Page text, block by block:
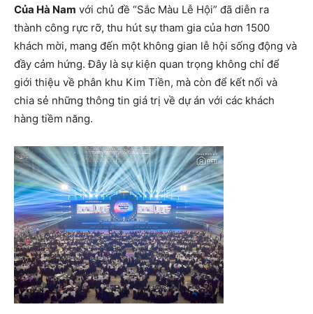
Của Hà Nam với chủ đề “Sắc Màu Lễ Hội” đã diễn ra
thành công rực rỡ, thu hút sự tham gia của hơn 1500
khách mời, mang đến một không gian lễ hội sống động và
đầy cảm hứng. Đây là sự kiện quan trọng không chỉ để
giới thiệu về phân khu Kim Tiền, mà còn để kết nối và
chia sẻ những thông tin giá trị về dự án với các khách
hàng tiềm năng.